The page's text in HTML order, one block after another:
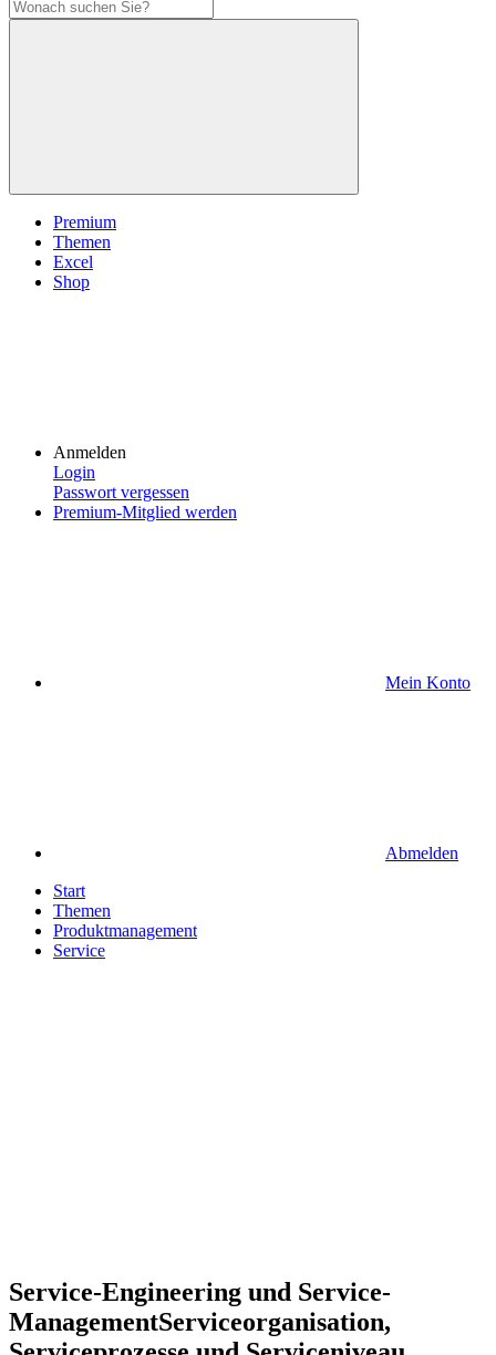
Premium
Themen
Excel
Shop
Anmelden
Login
Passwort vergessen
Premium-Mitglied werden
Mein Konto
Abmelden
Start
Themen
Produktmanagement
Service
Service-Engineering und Service-
ManagementServiceorganisation,